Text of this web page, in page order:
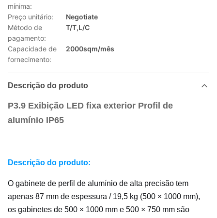
mínima:
Preço unitário:
Negotiate
Método de
pagamento:
T/T,L/C
Capacidade de
fornecimento:
2000sqm/mês
Descrição do produto
P3.9 Exibição LED fixa exterior Profil de
alumínio IP65
Descrição do produto:
O gabinete de perfil de alumínio de alta precisão tem
apenas 87 mm de espessura / 19,5 kg (500 × 1000 mm),
os gabinetes de 500 × 1000 mm e 500 × 750 mm são